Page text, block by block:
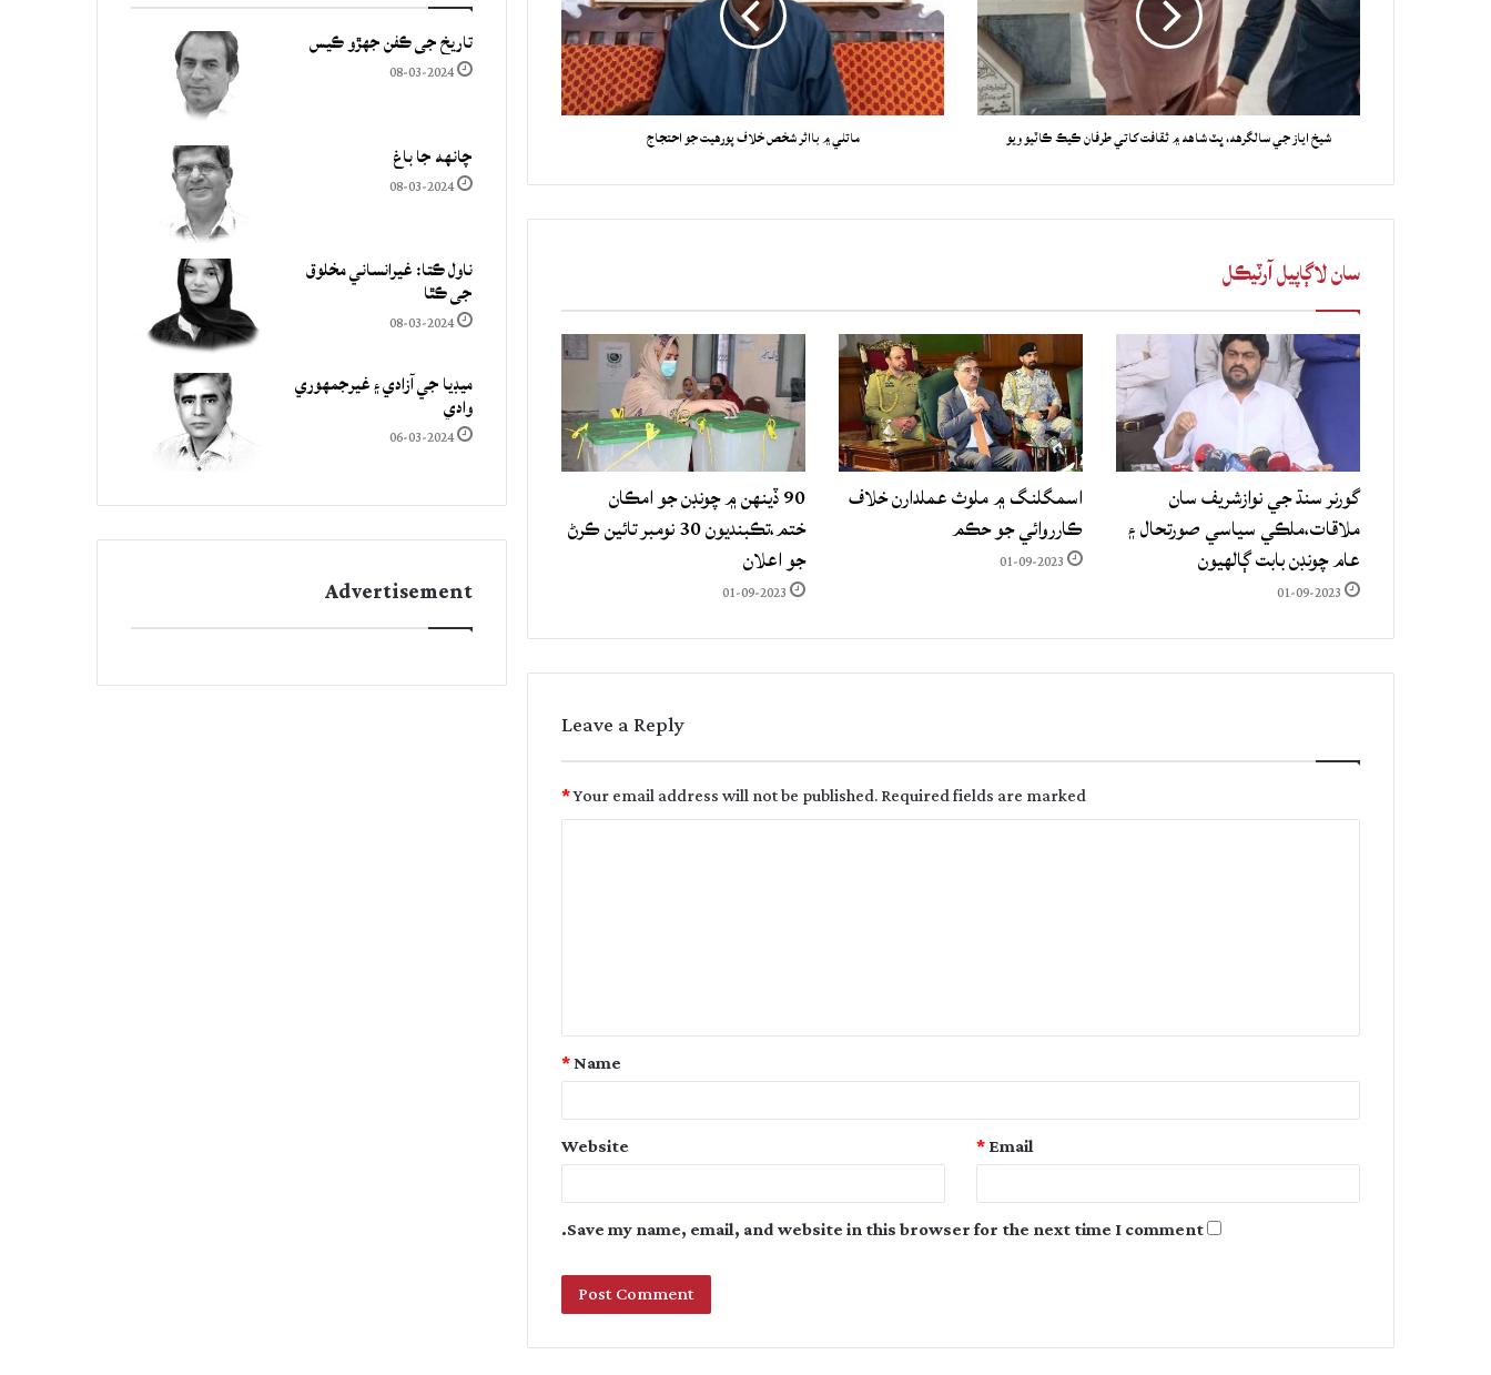
شيخ اياز جي سالگرهه، ڀٽ شاهه ۾ ثقافت کاتي طرفان ڪيڪ ڪاٽيو ويو ماتلي ۾ بااثر شخص خلاف پورهيت جو احتجاج
سان لاڳاپيل آرٽيڪل
گورنر سنڌ جي نوازشريف سان
ملاقات،ملڪي سياسي صورتحال ۽
عام چونڊن بابت ڳالهيون
01-09-2023
اسمگلنگ ۾ ملوث عملدارن خلاف
ڪارروائي جو حڪم
01-09-2023
90 ڏينهن ۾ چونڊن جو امڪان
ختم،تڪبنديون 30 نومبر تائين ڪرڻ
جو اعلان
01-09-2023
Leave a Reply
Your email address will not be published.Required fields are marked
*
t
Name
*
Email
*
Website
Save my name, email, and website in this browser for the next time I comment.
تاريخ جي ڪفن جھڙو ڪيس
08-03-2024
چانهه جا باغ
08-03-2024
ناول ڪتا: غيرانساني مخلوق
جي ڪٿا
08-03-2024
ميڊيا جي آزادي ۽ غيرجمھوري
وادي
06-03-2024
Advertisement